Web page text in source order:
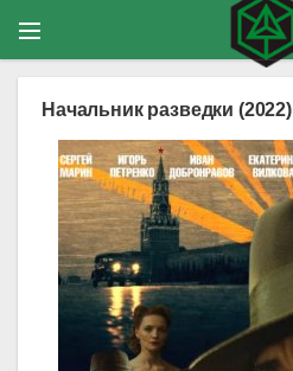
Начальник разведки (2022)